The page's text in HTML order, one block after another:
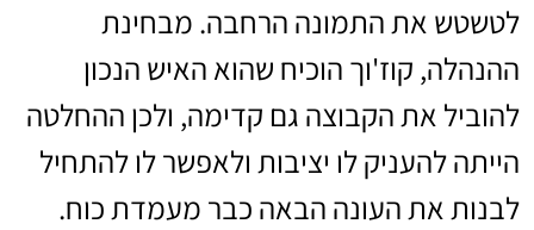
לטשטש את התמונה הרחבה. מבחינת
ההנהלה, קוז'וך הוכיח שהוא האיש הנכון
להוביל את הקבוצה גם קדימה, ולכן ההחלטה
הייתה להעניק לו יציבות ולאפשר לו להתחיל
לבנות את העונה הבאה כבר מעמדת כוח.